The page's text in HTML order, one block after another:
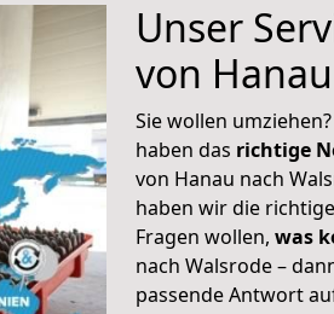
Unser
von
Sie wollen
haben das richtige
von Hanau nach
haben wir die
Fragen wollen, was
nach Walsrode –
passende Antwort